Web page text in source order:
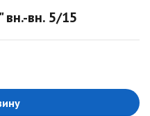
вн. 5/15